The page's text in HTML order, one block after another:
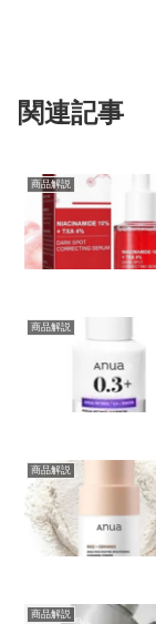
関連記事
商品解説
商品解説
商品解説
商品解説